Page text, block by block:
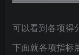
可以看到各项得
下面就各项指标